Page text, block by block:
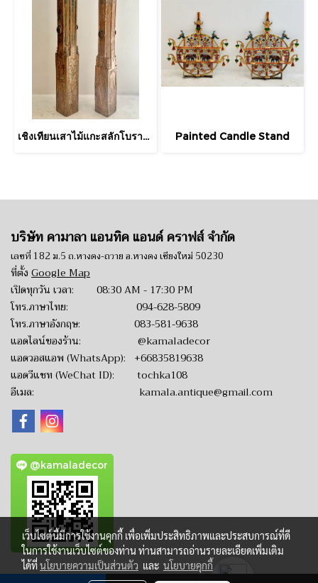
เชิงเทียนเสาไม้แกะสลักโบราณทรงสูงห้อยห่วงเหล็ก Painted Candle Stand
บริษัท คามาลา แอนทิค แอนด์ คราฟส์ จำกัด
เลขที่ 182 ม.5 ถ.หางดง-ถวาย อ.หางดง เชียงใหม่ 50230
ที่ตั้ง Google Map
เปิดทุกวัน เวลา: 08:30 AM - 17:30 PM
โทร.ภาษาไทย: 094-628-5809
โทร.ภาษาอังกฤษ: 083-581-9638
แอดไลน์ของร้าน: @kamaladecor
แอดวอสแอพ (WhatsApp): +66835819638
แอดวีแชท (WeChat ID): tochka108
อีเมล: kamala.antique@gmail.com
@kamaladecor
เว็บไซต์นี้มีการใช้งานคุกกี้ เพื่อเพิ่มประสิทธิภาพและประสบการณ์ที่ดี
ในการใช้งานเว็บไซต์ของท่าน ท่านสามารถอ่านรายละเอียดเพิ่มเติม
ได้ที่นโยบายความเป็นส่วนตัว และ นโยบายคุกกี้